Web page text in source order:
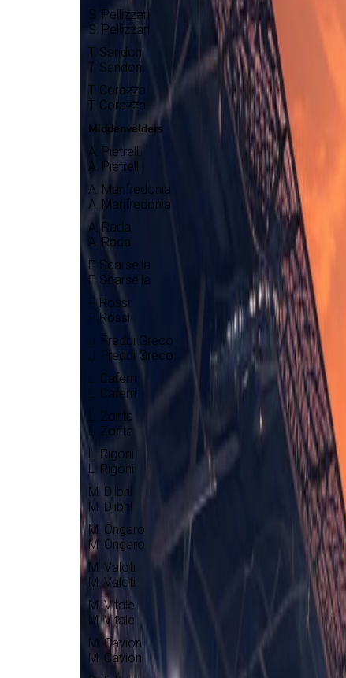
S. Pellizzari
S. Pellizzari
T. Sandon
T. Sandon
T. Corazza
T. Corazza
Middenvelders
A. Pietrelli
A. Pietrelli
A. Manfredonia
A. Manfredonia
A. Rada
A. Rada
F. Scarsella
F. Scarsella
F. Rossi
F. Rossi
J. Freddi Greco
J. Freddi Greco
L. Caferri
L. Caferri
L. Zonta
L. Zonta
L. Rigoni
L. Rigoni
M. Djibril
M. Djibril
M. Ongaro
M. Ongaro
M. Valoti
M. Valoti
M. Vitale
M. Vitale
M. Cavion
M. Cavion